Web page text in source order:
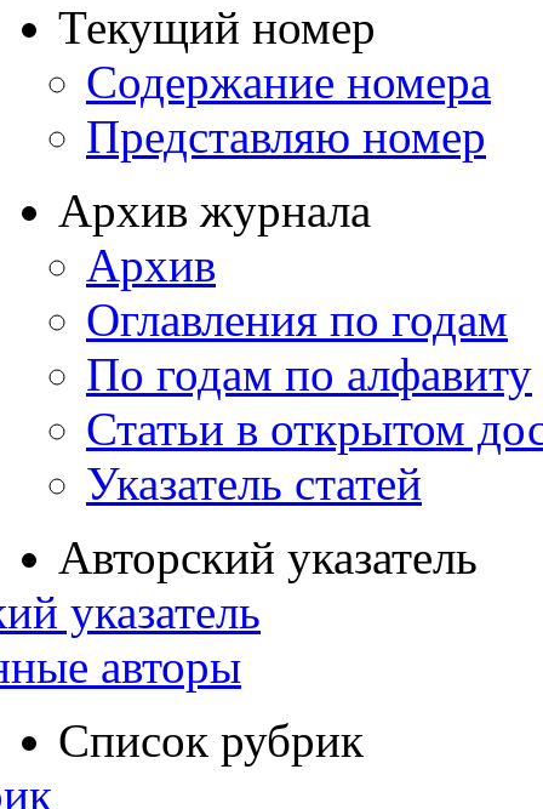
Текущий номер
Содержание номера
Представляю номер
Архив журнала
Архив
Оглавления по годам
По годам по алфавиту
Статьи в открытом
Указатель статей
Авторский указатель
указатель
авторы
Список рубрик